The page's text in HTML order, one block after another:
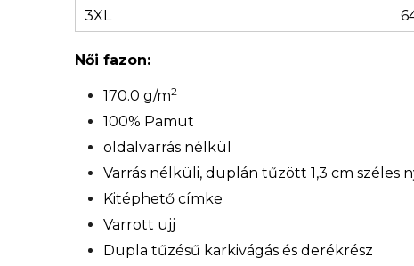
3XL
Női fazon:
170.0 g/m2
100% Pamut
oldalvarrás nélkül
Varrás nélküli, duplán tűzött 1,3 cm széles
Kitéphető címke
Varrott ujj
Dupla tűzésű karkivágás és derékrész